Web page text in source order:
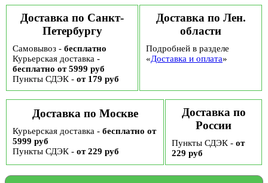
с
любовью"
Добродед,
100
г
Доставка по Санкт-
Петербургу
Самовывоз - бесплатно
Курьерская доставка -
бесплатно от 5999 руб
Пункты СДЭК - от 179 руб
Доставка по Лен.
области
Подробней в разделе
«Доставка и оплата»
Доставка по Москве
Курьерская доставка - бесплатно от
5999 руб
Пункты СДЭК - от 229 руб
Доставка по
России
Пункты СДЭК - от
229 руб